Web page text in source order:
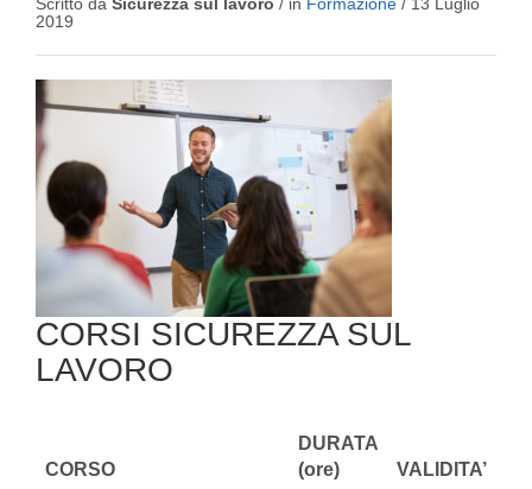
2019
CORSI SICUREZZA SUL
LAVORO
CORSO
DURATA
(ore)
VALIDITA’